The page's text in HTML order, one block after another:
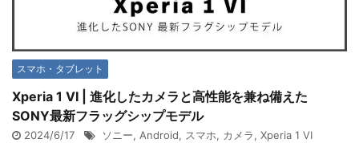
スマホ・タブレット
Xperia 1 VI | 進化したカメラと高性能を兼ね備えた
SONY最新フラッグシップモデル
2024/6/17 ソニー, Android, スマホ, カメラ, Xperia 1 VI